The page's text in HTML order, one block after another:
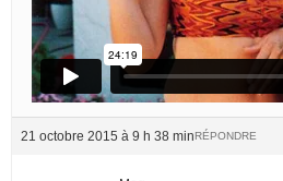
21 octobre 2015 à 9 h 38 minRÉPONDRE